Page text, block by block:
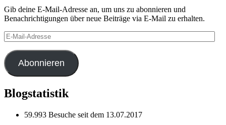
Gib deine E-Mail-Adresse an, um uns zu abonnieren und
Benachrichtigungen über neue Beiträge via E-Mail zu erhalten.
E-
Mail-
Adresse
Abonnieren
Blogstatistik
59.993 Besuche seit dem 13.07.2017